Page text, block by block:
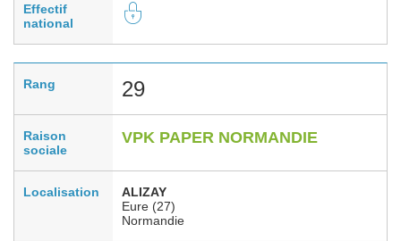
Effectif
national
Rang 29
Raison
sociale
VPK PAPER NORMANDIE
Localisation
ALIZAY
Eure (27)
Normandie